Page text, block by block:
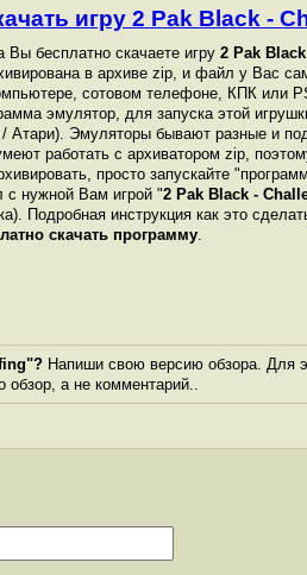
игру 2 Pak Black -
Вы бесплатно скачаете игру 2 Pak
в архиве zip, и файл у Вас
сотовом телефоне, КПК или
эмулятор, для запуска этой
/ Атари). Эмуляторы бывают разные и
работать с архиватором zip,
просто запускайте
с нужной Вам игрой "2 Pak Black -
Подробная инструкция как это
скачать программу.
Напиши свою версию обзора. Для
обзор, а не комментарий..